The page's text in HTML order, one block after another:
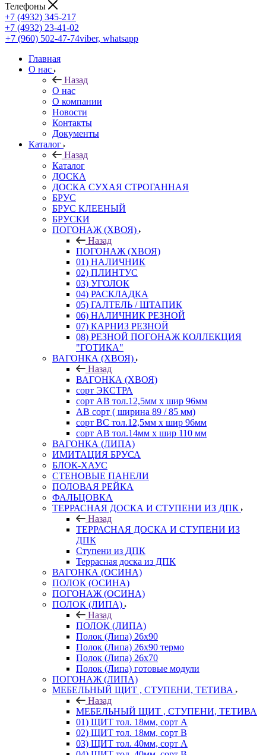
Телефоны
+7 (4932) 345-217
+7 (4932) 23-41-02
+7 (960) 502-47-74viber, whatsapp
Главная
О нас
Назад
О нас
О компании
Новости
Контакты
Документы
Каталог
Назад
Каталог
ДОСКА
ДОСКА СУХАЯ СТРОГАННАЯ
БРУС
БРУС КЛЕЕНЫЙ
БРУСКИ
ПОГОНАЖ (ХВОЯ)
Назад
ПОГОНАЖ (ХВОЯ)
01) НАЛИЧНИК
02) ПЛИНТУС
03) УГОЛОК
04) РАСКЛАДКА
05) ГАЛТЕЛЬ / ШТАПИК
06) НАЛИЧНИК РЕЗНОЙ
07) КАРНИЗ РЕЗНОЙ
08) РЕЗНОЙ ПОГОНАЖ КОЛЛЕКЦИЯ
"ГОТИКА"
ВАГОНКА (ХВОЯ)
Назад
ВАГОНКА (ХВОЯ)
сорт ЭКСТРА
сорт АВ тол.12,5мм х шир 96мм
АВ сорт ( ширина 89 / 85 мм)
сорт ВС тол.12,5мм х шир 96мм
сорт АВ тол.14мм х шир 110 мм
ВАГОНКА (ЛИПА)
ИМИТАЦИЯ БРУСА
БЛОК-ХАУС
СТЕНОВЫЕ ПАНЕЛИ
ПОЛОВАЯ РЕЙКА
ФАЛЬЦОВКА
ТЕРРАСНАЯ ДОСКА И СТУПЕНИ ИЗ ДПК
Назад
ТЕРРАСНАЯ ДОСКА И СТУПЕНИ ИЗ
ДПК
Ступени из ДПК
Террасная доска из ДПК
ВАГОНКА (ОСИНА)
ПОЛОК (ОСИНА)
ПОГОНАЖ (ОСИНА)
ПОЛОК (ЛИПА)
Назад
ПОЛОК (ЛИПА)
Полок (Липа) 26х90
Полок (Липа) 26х90 термо
Полок (Липа) 26х70
Полок (Липа) готовые модули
ПОГОНАЖ (ЛИПА)
МЕБЕЛЬНЫЙ ЩИТ , СТУПЕНИ, ТЕТИВА
Назад
МЕБЕЛЬНЫЙ ЩИТ , СТУПЕНИ, ТЕТИВА
01) ЩИТ тол. 18мм, сорт А
02) ЩИТ тол. 18мм, сорт В
03) ЩИТ тол. 40мм, сорт А